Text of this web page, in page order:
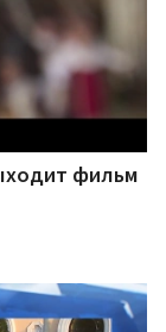
фильм